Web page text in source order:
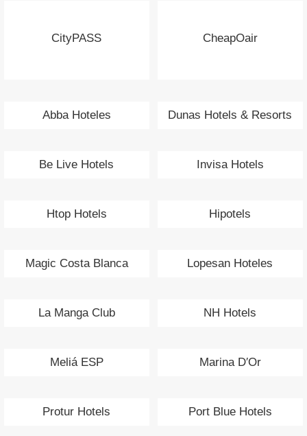
CityPASS CheapOair
Abba Hoteles Dunas Hotels & Resorts
Be Live Hotels Invisa Hotels
Htop Hotels Hipotels
Magic Costa Blanca Lopesan Hoteles
La Manga Club NH Hotels
Meliá ESP Marina D′Or
Protur Hotels Port Blue Hotels